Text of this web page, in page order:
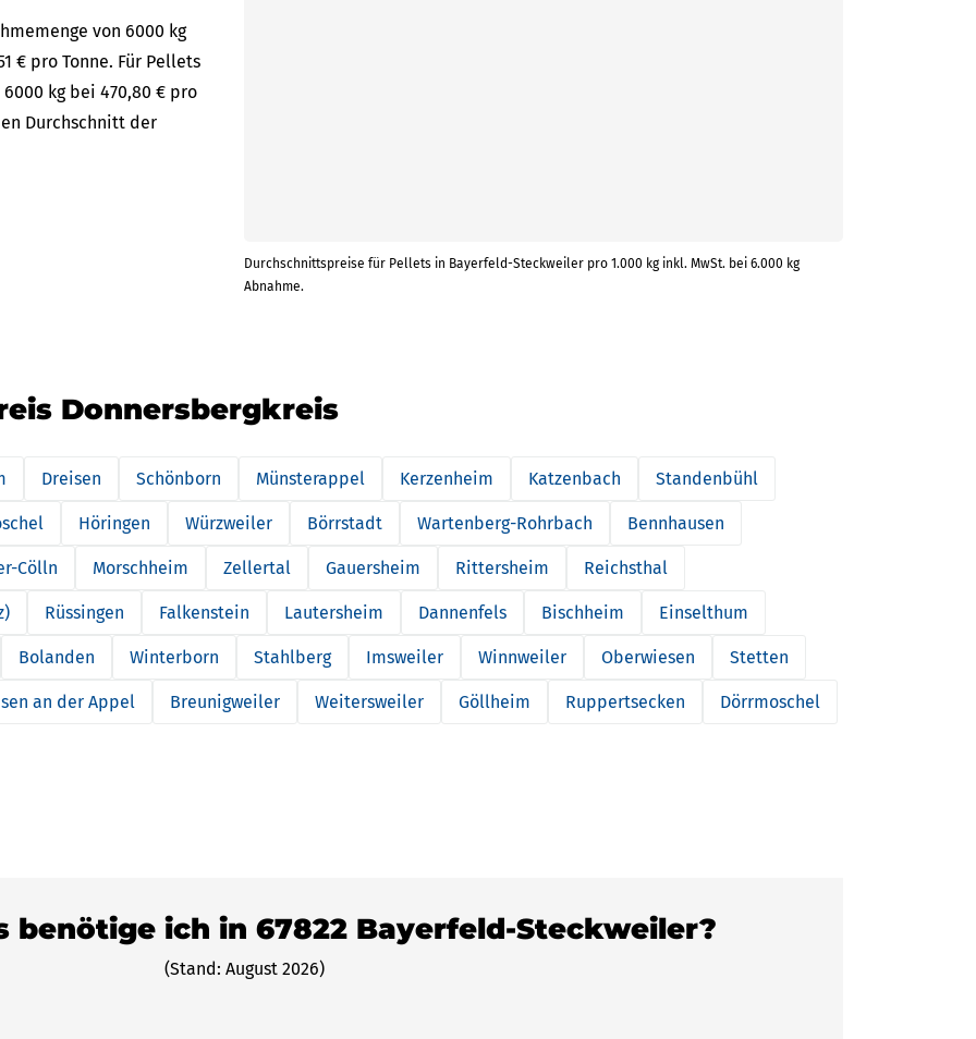
von 6000 kg
€ pro Tonne. Für Pellets
kg bei 470,80 € pro
Durchschnitt der
Durchschnittspreise für Pellets in Bayerfeld-Steckweiler pro 1.000 kg inkl. MwSt. bei 6.000 kg
Abnahme.
Donnersbergkreis
Dreisen Schönborn Münsterappel Kerzenheim Katzenbach Standenbühl
Höringen Würzweiler Börrstadt Wartenberg-Rohrbach Bennhausen
Cölln Morschheim Zellertal Gauersheim Rittersheim Reichsthal
Rüssingen Falkenstein Lautersheim Dannenfels Bischheim Einselthum
Bolanden Winterborn Stahlberg Imsweiler Winnweiler Oberwiesen Stetten
an der Appel Breunigweiler Weitersweiler Göllheim Ruppertsecken Dörrmoschel
benötige ich in 67822 Bayerfeld-Steckweiler?
(Stand: August 2026)